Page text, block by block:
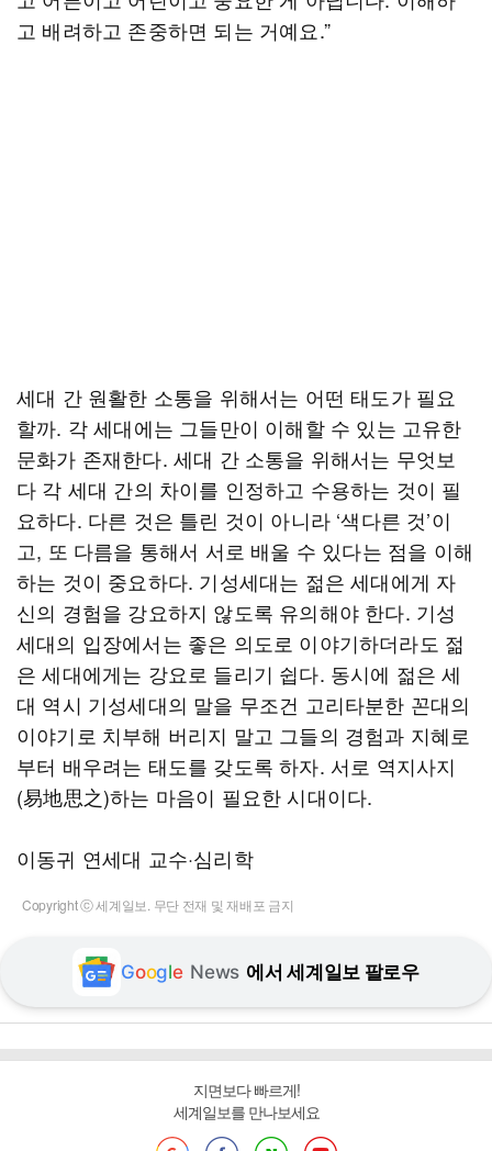
고 배려하고 존중하면 되는 거예요.”
세대 간 원활한 소통을 위해서는 어떤 태도가 필요
할까. 각 세대에는 그들만이 이해할 수 있는 고유한
문화가 존재한다. 세대 간 소통을 위해서는 무엇보
다 각 세대 간의 차이를 인정하고 수용하는 것이 필
요하다. 다른 것은 틀린 것이 아니라 ‘색다른 것’이
고, 또 다름을 통해서 서로 배울 수 있다는 점을 이해
하는 것이 중요하다. 기성세대는 젊은 세대에게 자
신의 경험을 강요하지 않도록 유의해야 한다. 기성
세대의 입장에서는 좋은 의도로 이야기하더라도 젊
은 세대에게는 강요로 들리기 쉽다. 동시에 젊은 세
대 역시 기성세대의 말을 무조건 고리타분한 꼰대의
이야기로 치부해 버리지 말고 그들의 경험과 지혜로
부터 배우려는 태도를 갖도록 하자. 서로 역지사지
(易地思之)하는 마음이 필요한 시대이다.
이동귀 연세대 교수·심리학
Copyright ⓒ 세계일보. 무단 전재 및 재배포 금지
Google News 에서 세계일보 팔로우
지면보다 빠르게!
세계일보를 만나보세요